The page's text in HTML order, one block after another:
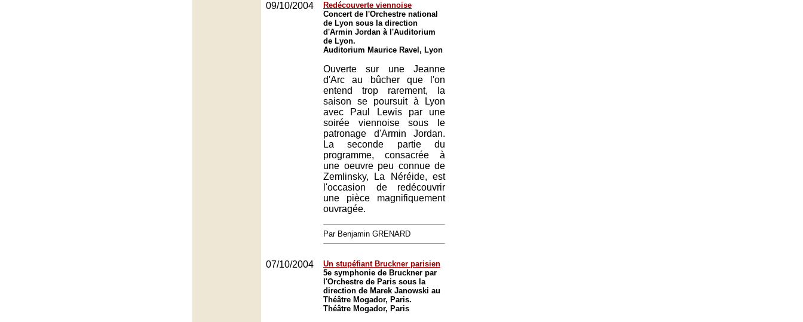
09/10/2004
Redécouverte viennoise
Concert de l'Orchestre national
de Lyon sous la direction
d'Armin Jordan à l'Auditorium
de Lyon.
Auditorium Maurice Ravel, Lyon
Ouverte sur une Jeanne
d'Arc au bûcher que l'on
entend trop rarement, la
saison se poursuit à Lyon
avec Paul Lewis par une
soirée viennoise sous le
patronage d'Armin Jordan.
La seconde partie du
programme, consacrée à
une oeuvre peu connue de
Zemlinsky, La Néréide, est
l'occasion de redécouvrir
une pièce magnifiquement
ouvragée.
Par Benjamin GRENARD
07/10/2004
Un stupéfiant Bruckner parisien
5e symphonie de Bruckner par
l'Orchestre de Paris sous la
direction de Marek Janowski au
Théâtre Mogador, Paris.
Théâtre Mogador, Paris